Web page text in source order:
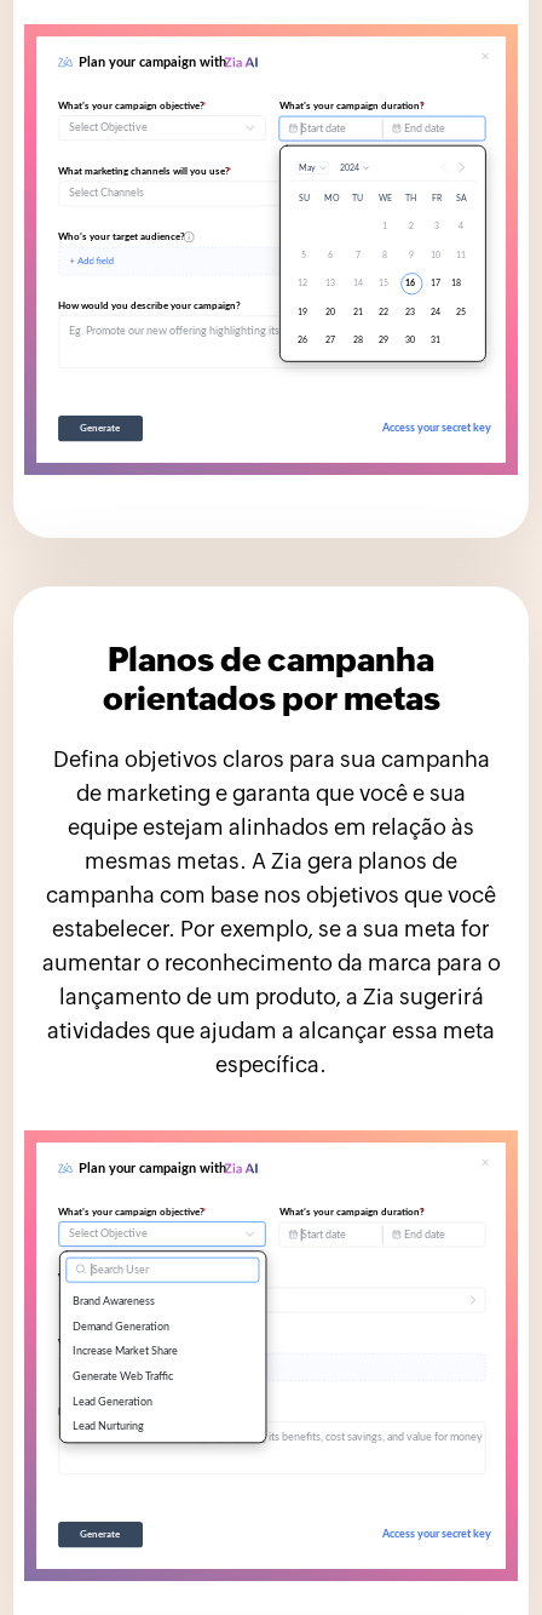
Planos de campanha
orientados por metas
Defina objetivos claros para sua campanha
de marketing e garanta que você e sua
equipe estejam alinhados em relação às
mesmas metas. A Zia gera planos de
campanha com base nos objetivos que você
estabelecer. Por exemplo, se a sua meta for
aumentar o reconhecimento da marca para o
lançamento de um produto, a Zia sugerirá
atividades que ajudam a alcançar essa meta
específica.